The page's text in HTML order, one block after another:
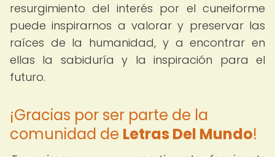
resurgimiento del interés por el cuneiforme
puede inspirarnos a valorar y preservar las
raíces de la humanidad, y a encontrar en
ellas la sabiduría y la inspiración para el
futuro.
¡Gracias por ser parte de la
comunidad de Letras Del Mundo!